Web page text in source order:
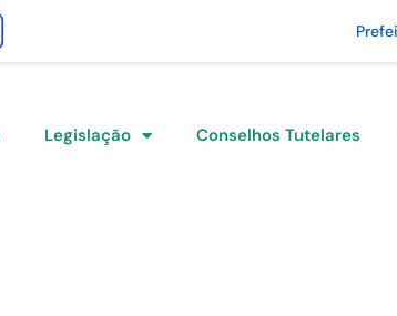
Legislação Conselhos Tutelares